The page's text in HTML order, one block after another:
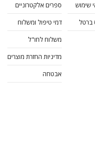
שימוש
ברטל
ספרים אלקטרוניים
דמי טיפול ומשלוח
משלוח לחו"ל
מדיניות החזרת מוצרים
אבטחה